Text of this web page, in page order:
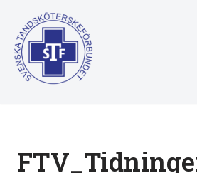
Hoppa
till
innehåll